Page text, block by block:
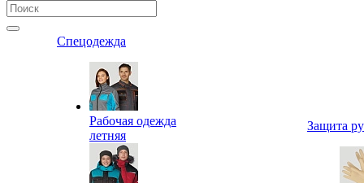
Спецодежда
Рабочая одежда
летняя
Защита